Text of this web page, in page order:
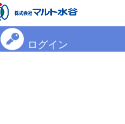
ログイン